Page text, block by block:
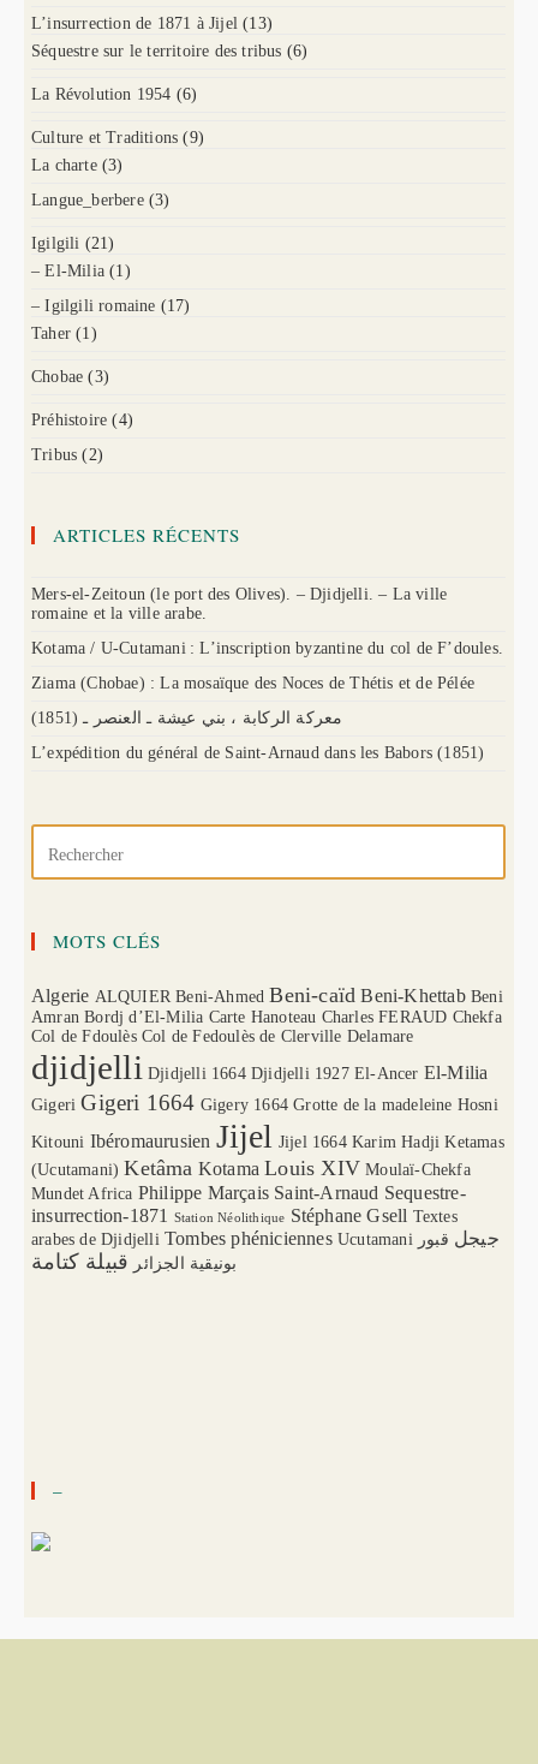
L’insurrection de 1871 à Jijel (13)
Séquestre sur le territoire des tribus (6)
La Révolution 1954 (6)
Culture et Traditions (9)
La charte (3)
Langue_berbere (3)
Igilgili (21)
– El-Milia (1)
– Igilgili romaine (17)
Taher (1)
Chobae (3)
Préhistoire (4)
Tribus (2)
ARTICLES RÉCENTS
Mers-el-Zeitoun (le port des Olives). – Djidjelli. – La ville
romaine et la ville arabe.
Kotama / U-Cutamani : L’inscription byzantine du col de F’doules.
Ziama (Chobae) : La mosaïque des Noces de Thétis et de Pélée
(1851) معركة الركابة ، بني عيشة ـ العنصر ـ
L’expédition du général de Saint-Arnaud dans les Babors (1851)
MOTS CLÉS
Algerie ALQUIER Beni-Ahmed Beni-caïd Beni-Khettab Beni
Amran Bordj d’El-Milia Carte Hanoteau Charles FERAUD Chekfa
Col de Fdoulès Col de Fedoulès de Clerville Delamare
djidjelli Djidjelli 1664 Djidjelli 1927 El-Ancer El-Milia
Gigeri Gigeri 1664 Gigery 1664 Grotte de la madeleine Hosni
Kitouni Ibéromaurusien Jijel Jijel 1664 Karim Hadji Ketamas
(Ucutamani) Ketâma Kotama Louis XIV Moulaï-Chekfa
Mundet Africa Philippe Marçais Saint-Arnaud Sequestre-
insurrection-1871
Station Néolithique Stéphane Gsell Textes
arabes de Djidjelli Tombes phéniciennes Ucutamani جيجل قبور
بونيقية الجزائر قبيلة كتامة
–